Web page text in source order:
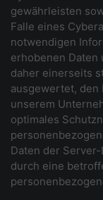
gewährleisten
Falle eines
notwendigen
erhobenen Daten
daher einerseits
ausgewertet, den
unserem
optimales
Daten der
durch eine